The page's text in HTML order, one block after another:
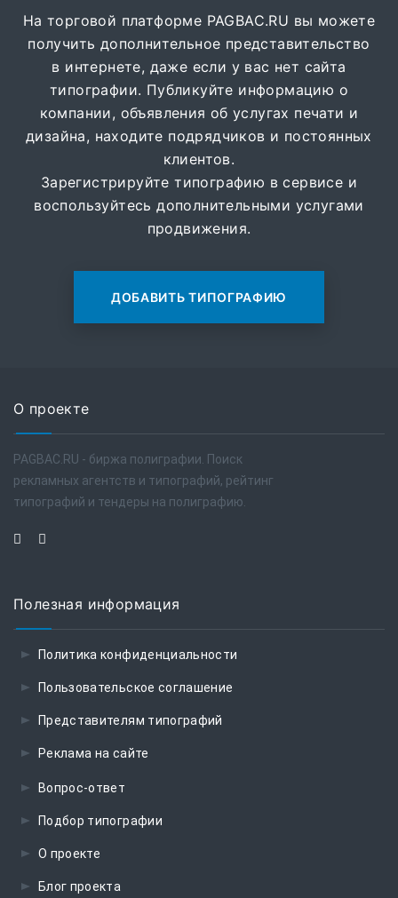
На торговой платформе PAGBAC.RU вы можете
получить дополнительное представительство
в интернете, даже если у вас нет сайта
типографии. Публикуйте информацию о
компании, объявления об услугах печати и
дизайна, находите подрядчиков и постоянных
клиентов.
Зарегистрируйте типографию в сервисе и
воспользуйтесь дополнительными услугами
продвижения.
ДОБАВИТЬ ТИПОГРАФИЮ
О проекте
PAGBAC.RU - биржа полиграфии. Поиск
рекламных агентств и типографий, рейтинг
типографий и тендеры на полиграфию.
Полезная информация
Политика конфиденциальности
Пользовательское соглашение
Представителям типографий
Реклама на сайте
Вопрос-ответ
Подбор типографии
О проекте
Блог проекта